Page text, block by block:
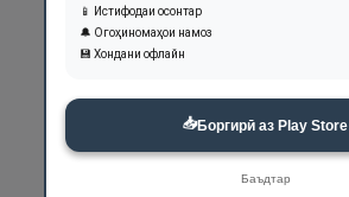
📱 Истифодаи осонтар
🔔 Огоҳиномаҳои намоз
💾 Хондани офлайн
📥Боргирӣ аз Play Store
Баъдтар